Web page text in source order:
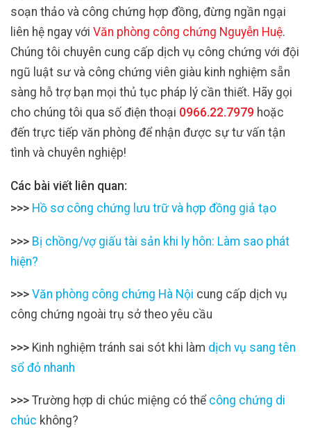
soạn thảo và công chứng hợp đồng, đừng ngần ngại
liên hệ ngay với Văn phòng công chứng Nguyễn Huệ.
Chúng tôi chuyên cung cấp dịch vụ công chứng với đội
ngũ luật sư và công chứng viên giàu kinh nghiệm sẵn
sàng hỗ trợ bạn mọi thủ tục pháp lý cần thiết. Hãy gọi
cho chúng tôi qua số điện thoại 0966.22.7979 hoặc
đến trực tiếp văn phòng để nhận được sự tư vấn tận
tình và chuyên nghiệp!
Các bài viết liên quan:
>>> Hồ sơ công chứng lưu trữ và hợp đồng giả tạo
>>> Bị chồng/vợ giấu tài sản khi ly hôn: Làm sao phát
hiện?
>>> Văn phòng công chứng Hà Nội cung cấp dịch vụ
công chứng ngoài trụ sở theo yêu cầu
>>> Kinh nghiệm tránh sai sót khi làm dịch vụ sang tên
sổ đỏ nhanh
>>> Trường hợp di chúc miệng có thể công chứng di
chúc không?